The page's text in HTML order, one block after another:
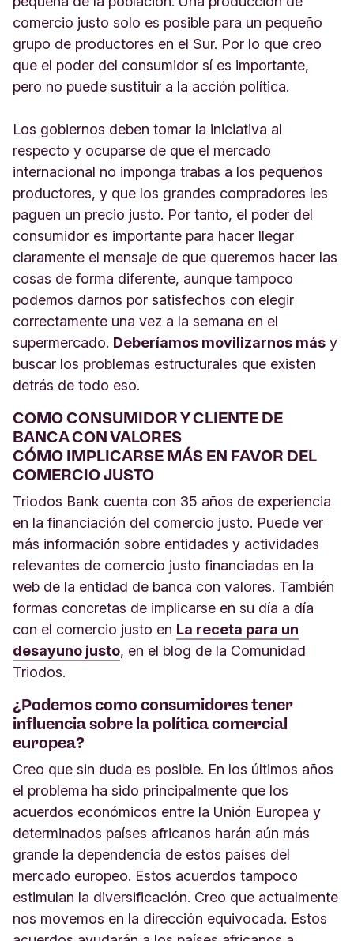
comercio justo solo es posible para un pequeño
grupo de productores en el Sur. Por lo que creo
que el poder del consumidor sí es importante,
pero no puede sustituir a la acción política.
Los gobiernos deben tomar la iniciativa al
respecto y ocuparse de que el mercado
internacional no imponga trabas a los pequeños
productores, y que los grandes compradores les
paguen un precio justo. Por tanto, el poder del
consumidor es importante para hacer llegar
claramente el mensaje de que queremos hacer las
cosas de forma diferente, aunque tampoco
podemos darnos por satisfechos con elegir
correctamente una vez a la semana en el
supermercado. Deberíamos movilizarnos más y
buscar los problemas estructurales que existen
detrás de todo eso.
COMO CONSUMIDOR Y CLIENTE DE
BANCA CON VALORES
CÓMO IMPLICARSE MÁS EN FAVOR DEL
COMERCIO JUSTO
Triodos Bank cuenta con 35 años de experiencia
en la financiación del comercio justo. Puede ver
más información sobre entidades y actividades
relevantes de comercio justo financiadas en la
web de la entidad de banca con valores. También
formas concretas de implicarse en su día a día
con el comercio justo en La receta para un
desayuno justo, en el blog de la Comunidad
Triodos.
¿Podemos como consumidores tener
influencia sobre la política comercial
europea?
Creo que sin duda es posible. En los últimos años
el problema ha sido principalmente que los
acuerdos económicos entre la Unión Europea y
determinados países africanos harán aún más
grande la dependencia de estos países del
mercado europeo. Estos acuerdos tampoco
estimulan la diversificación. Creo que actualmente
nos movemos en la dirección equivocada. Estos